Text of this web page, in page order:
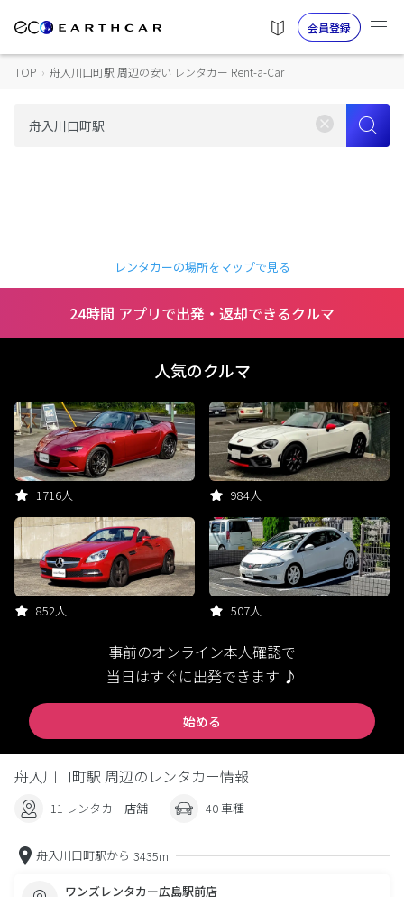
会員登録
TOP › 舟入川口町駅 周辺の安い レンタカー Rent-a-Car
レンタカーの場所をマップで見る
24時間 アプリで出発・返却できるクルマ
人気のクルマ
1716人 984人
852人 507人
事前のオンライン本人確認で
当日はすぐに出発できます ♪
始める
舟入川口町駅 周辺のレンタカー情報
11 レンタカー店舗 40 車種
舟入川口町駅から 3435m
ワンズレンタカー広島駅前店